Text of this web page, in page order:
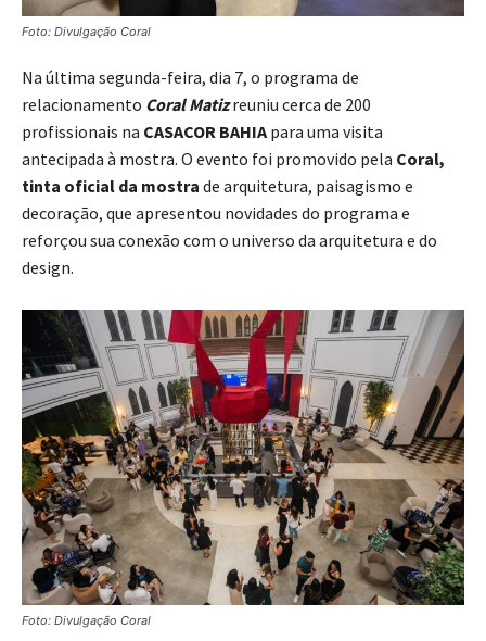
Foto: Divulgação Coral
Na última segunda-feira, dia 7, o programa de
relacionamento Coral Matizreuniu cerca de 200
profissionais na CASACOR BAHIApara uma visita
antecipada à mostra. O evento foi promovido pela Coral,
tinta oficial da mostra de arquitetura, paisagismo e
decoração, que apresentou novidades do programa e
reforçou sua conexão com o universo da arquitetura e do
design.
Foto: Divulgação Coral